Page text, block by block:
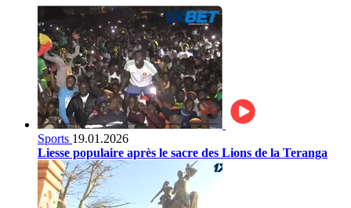
Sports 19.01.2026
Liesse populaire après le sacre des Lions de la Teranga